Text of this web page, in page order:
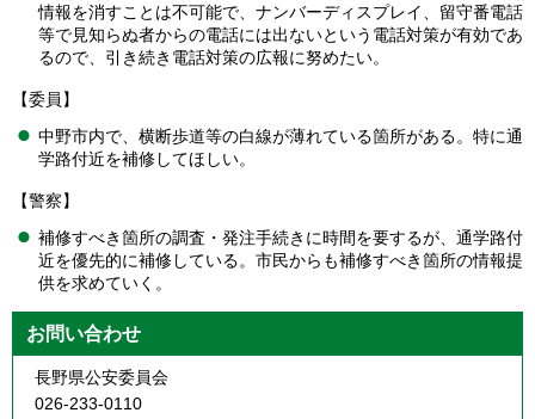
情報を消すことは不可能で、ナンバーディスプレイ、留守番電話
等で見知らぬ者からの電話には出ないという電話対策が有効であ
るので、引き続き電話対策の広報に努めたい。
【委員】
中野市内で、横断歩道等の白線が薄れている箇所がある。特に通
学路付近を補修してほしい。
【警察】
補修すべき箇所の調査・発注手続きに時間を要するが、通学路付
近を優先的に補修している。市民からも補修すべき箇所の情報提
供を求めていく。
お問い合わせ
長野県公安委員会
026-233-0110